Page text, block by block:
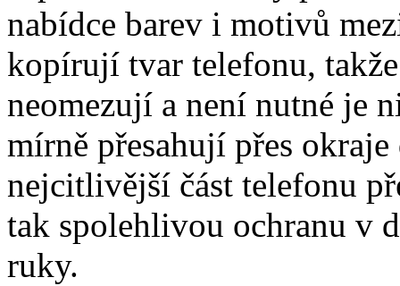
nabídce barev i motivů
kopírují tvar telefonu,
neomezují a není nutné je
mírně přesahují přes
nejcitlivější část telefonu
tak spolehlivou ochranu v
ruky.